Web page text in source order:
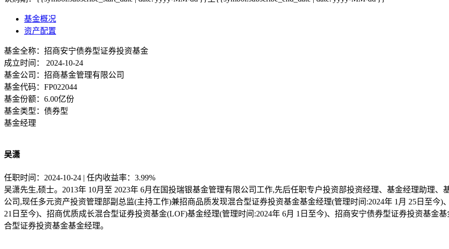
基金概况
资产配置
基金全称： 招商安宁债券型证券投资基金
成立时间：
2024-10-24
基金公司： 招商基金管理有限公司
基金代码： FP022044
基金份额： 6.00亿份
基金类型： 债券型
基金经理
吴潇
任职时间：2024-10-24 | 任内收益率：3.99%
吴潇先生,硕士。2013年 10月至 2023年 6月在国投瑞银基金管理有限公司工作,先后任职专户投资部投资经理、基金经理助理
公司,现任多元资产投资管理部副总监(主持工作)兼招商品质发现混合型证券投资基金基金经理(管理时间:2024年 1月 25日至今
21日至今)、招商优质成长混合型证券投资基金(LOF)基金经理(管理时间:2024年 6月 1日至今)、招商安宁债券型证券投资基金
合型证券投资基金基金经理。